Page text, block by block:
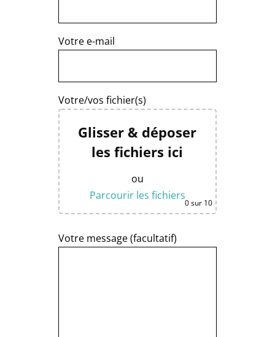
Votre e-mail
Votre/vos fichier(s)
Glisser & déposer
les fichiers ici
ou
Parcourir les fichiers
0sur 10
Votre message (facultatif)